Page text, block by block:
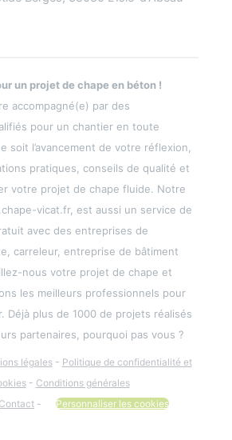
un projet de chape en béton !
accompagné(e) par des
pour un chantier en toute
soit l’avancement de votre réflexion,
pratiques, conseils de qualité et
votre projet de chape fluide. Notre
vicat.fr, est aussi un service de
avec des entreprises de
carreleur, entreprise de bâtiment
nous votre projet de chape et
les meilleurs professionnels pour
Déjà plus de 1000 de projets réalisés
partenaires, pourquoi pas vous ?
légales- Politique de confidentialité et
- Conditions générales
Contact - Personnaliser les cookies